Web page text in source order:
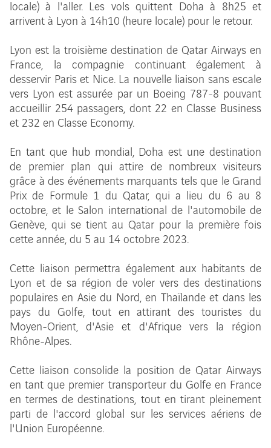
locale) à l'aller. Les vols quittent Doha à 8h25 et
arrivent à Lyon à 14h10 (heure locale) pour le retour.
Lyon est la troisième destination de Qatar Airways en
France, la compagnie continuant également à
desservir Paris et Nice. La nouvelle liaison sans escale
vers Lyon est assurée par un Boeing 787-8 pouvant
accueillir 254 passagers, dont 22 en Classe Business
et 232 en Classe Economy.
En tant que hub mondial, Doha est une destination
de premier plan qui attire de nombreux visiteurs
grâce à des événements marquants tels que le Grand
Prix de Formule 1 du Qatar, qui a lieu du 6 au 8
octobre, et le Salon international de l'automobile de
Genève, qui se tient au Qatar pour la première fois
cette année, du 5 au 14 octobre 2023.
Cette liaison permettra également aux habitants de
Lyon et de sa région de voler vers des destinations
populaires en Asie du Nord, en Thaïlande et dans les
pays du Golfe, tout en attirant des touristes du
Moyen-Orient, d'Asie et d'Afrique vers la région
Rhône-Alpes.
Cette liaison consolide la position de Qatar Airways
en tant que premier transporteur du Golfe en France
en termes de destinations, tout en tirant pleinement
parti de l'accord global sur les services aériens de
l'Union Européenne.